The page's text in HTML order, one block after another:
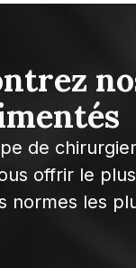
de
offrir le
normes les